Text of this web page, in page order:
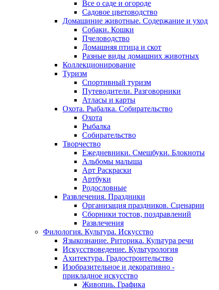
Все о саде и огороде
Садовое цветоводство
Домашиние животные. Содержание и уход
Собаки. Кошки
Пчеловодство
Домашняя птица и скот
Разные виды домашних животных
Коллекционирование
Туризм
Спортивный туризм
Путеводители. Разговорники
Атласы и карты
Охота. Рыбалка. Собирательство
Охота
Рыбалка
Собирательство
Творчество
Ежедневники. Смешбуки. Блокноты
Альбомы малыша
Арт Раскраски
Артбуки
Родословные
Развлечения. Праздники
Организация праздников. Сценарии
Сборники тостов, поздравлений
Развлечения
Филология. Культура. Искусство
Языкознание. Риторика. Культура речи
Искусствоведение. Культурология
Ахитектура. Градостроительство
Изобразительное и декоративно -
прикладное искусство
Живопиь. Графика